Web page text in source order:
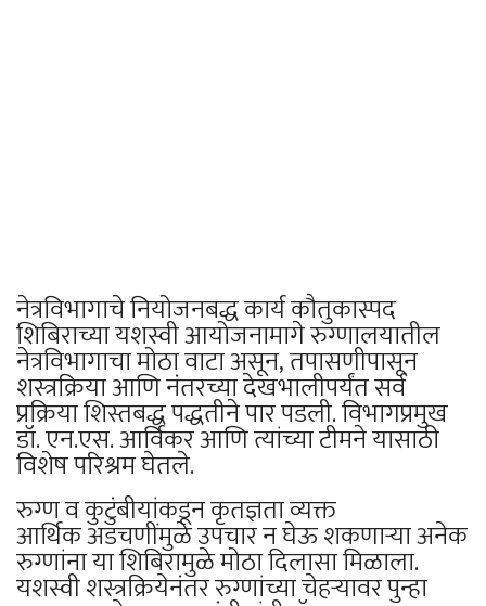
नेत्रविभागाचे नियोजनबद्ध कार्य कौतुकास्पद
शिबिराच्या यशस्वी आयोजनामागे रुग्णालयातील
नेत्रविभागाचा मोठा वाटा असून, तपासणीपासून
शस्त्रक्रिया आणि नंतरच्या देखभालीपर्यंत सर्व
प्रक्रिया शिस्तबद्ध पद्धतीने पार पडली. विभागप्रमुख
डॉ. एन.एस. आर्विकर आणि त्यांच्या टीमने यासाठी
विशेष परिश्रम घेतले.
रुग्ण व कुटुंबीयांकडून कृतज्ञता व्यक्त
आर्थिक अडचणींमुळे उपचार न घेऊ शकणाऱ्या अनेक
रुग्णांना या शिबिरामुळे मोठा दिलासा मिळाला.
यशस्वी शस्त्रक्रियेनंतर रुग्णांच्या चेहऱ्यावर पुन्हा